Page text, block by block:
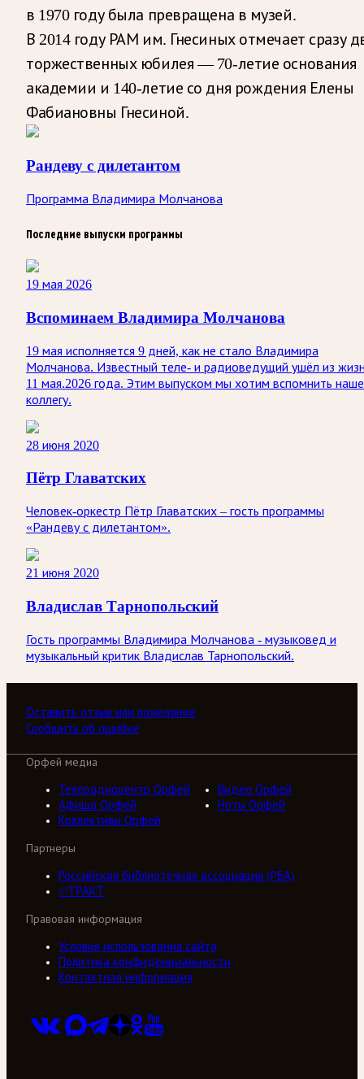
в 1970 году была превращена в музей.
В 2014 году РАМ им. Гнесиных отмечает сразу
торжественных юбилея — 70-летие основания
академии и 140-летие со дня рождения Елены
Фабиановны Гнесиной.
Рандеву с дилетантом
Программа Владимира Молчанова
Последние выпуски программы
19 мая 2026
Вспоминаем Владимира Молчанова
19 мая исполняется 9 дней, как не стало Владимира
Молчанова. Известный теле‑ и радиоведущий ушёл из
11 мая.2026 года. Этим выпуском мы хотим вспомнить
коллегу.
28 июня 2020
Пётр Главатских
Человек-оркестр Пётр Главатских – гость программы
«Рандеву с дилетантом».
21 июня 2020
Владислав Тарнопольский
Гость программы Владимира Молчанова - музыковед и
музыкальный критик Владислав Тарнопольский.
Оставить отзыв или пожелание
Сообщить об ошибке
Орфей медиа
Телерадиоцентр Орфей
Видео Орфей
Афиша Орфей
Ноты Орфей
Коллективы Орфей
Партнеры
Российская библиотечная ассоциация (РБА)
///ТРАКТ
Правовая информация
Условия использования сайта
Политика конфиденциальности
Контактная информация